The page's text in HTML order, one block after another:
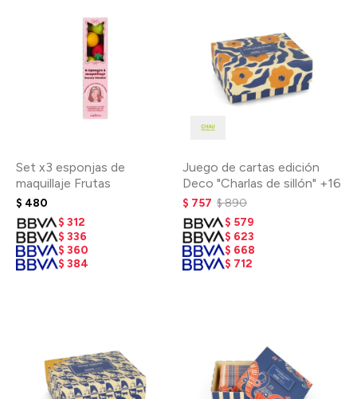
Set x3 esponjas de
maquillaje Frutas
$ 480
$ 312
$ 336
$ 360
$ 384
Juego de cartas edición
Deco "Charlas de sillón" +16
$ 757 $890
$ 579
$ 623
$ 668
$ 712